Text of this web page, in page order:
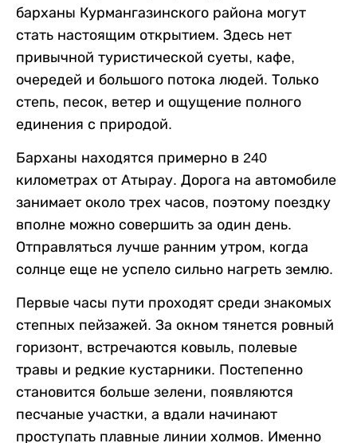
барханы Курмангазинского района могут
стать настоящим открытием. Здесь нет
привычной туристической суеты, кафе,
очередей и большого потока людей. Только
степь, песок, ветер и ощущение полного
единения с природой.
Барханы находятся примерно в 240
километрах от Атырау. Дорога на автомобиле
занимает около трех часов, поэтому поездку
вполне можно совершить за один день.
Отправляться лучше ранним утром, когда
солнце еще не успело сильно нагреть землю.
Первые часы пути проходят среди знакомых
степных пейзажей. За окном тянется ровный
горизонт, встречаются ковыль, полевые
травы и редкие кустарники. Постепенно
становится больше зелени, появляются
песчаные участки, а вдали начинают
проступать плавные линии холмов. Именно